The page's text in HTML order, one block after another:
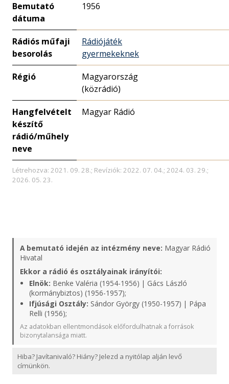
Bemutató
dátuma
1956
Rádiós műfaji
besorolás
Rádiójáték
gyermekeknek
Régió
Magyarország
(közrádió)
Hangfelvételt
készítő
rádió/műhely
neve
Magyar Rádió
Létrehozva: 2021. 09. 28.; Revíziók: 2022. 07. 04.; 2024. 03. 29.;
2026. 05. 23.
A bemutató idején az intézmény neve: Magyar Rádió
Hivatal
Ekkor a rádió és osztályainak irányítói:
Elnök: Benke Valéria (1954-1956) | Gács László
(kormánybiztos) (1956-1957);
Ifjúsági Osztály: Sándor György (1950-1957) | Pápa
Relli (1956);
Az adatokban ellentmondások előfordulhatnak a források
bizonytalansága miatt.
Hiba? Javítanivaló? Hiány? Jelezd a nyitólap alján levő
címünkön.